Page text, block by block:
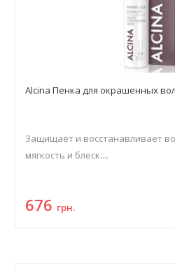
Alcina Пенка для окрашенных
Защищает и восстанавливает
мягкость и блеск....
676 грн.